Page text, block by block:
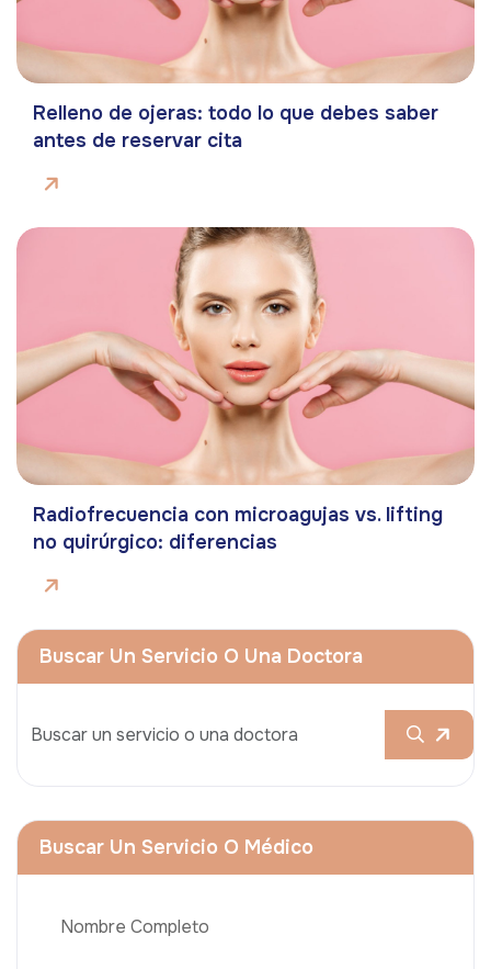
Relleno de ojeras: todo lo que debes saber
antes de reservar cita
Radiofrecuencia con microagujas vs. lifting
no quirúrgico: diferencias
Buscar Un Servicio O Una Doctora
Buscar Un Servicio O Médico